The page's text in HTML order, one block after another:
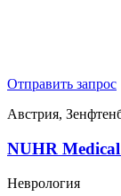
Отправить запрос
Австрия,
NUHR
Неврология